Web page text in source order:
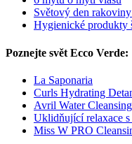
Světový den
Hygienické produkty
Poznejte svět Ecco Verde:
La Saponaria
Curls Hydrating
Avril Water
Uklidňující relaxace
Miss W PRO